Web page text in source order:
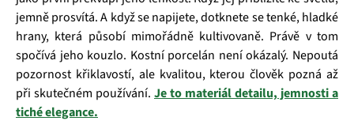
jemně prosvítá. A když se napijete, dotknete se tenké, hladké
hrany, která působí mimořádně kultivovaně. Právě v tom
spočívá jeho kouzlo. Kostní porcelán není okázalý. Nepoutá
pozornost křiklavostí, ale kvalitou, kterou člověk pozná až
při skutečném používání. Je to materiál detailu, jemnosti a
tiché elegance.